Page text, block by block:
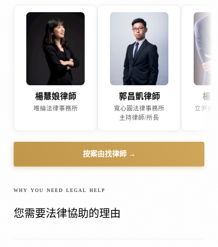
楊慧娘律師
唯綸法律事務所
郭昌凱律師
寬心圓法律事務所
主持律師/所長
楊
立尹睿
按案由找律師 →
WHY YOU NEED LEGAL HELP
您需要法律協助的理由